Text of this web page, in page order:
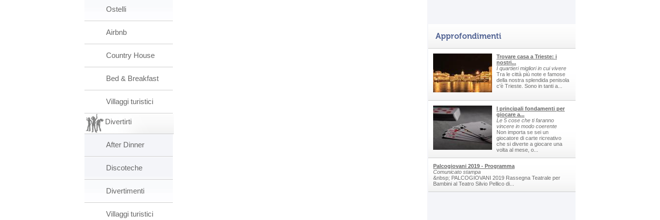
Ostelli
Airbnb
Country House
Bed & Breakfast
Villaggi turistici
Divertirti
After Dinner
Discoteche
Divertimenti
Villaggi turistici
Approfondimenti
Trovare casa a Trieste: i
nostri...
I quartieri migliori in cui vivere
Tra le città più note e famose
della nostra splendida penisola
c'è Trieste. Sono in tanti a...
I principali fondamenti per
giocare a...
Le 5 cose che ti faranno
vincere in modo coerente
Non importa se sei un
giocatore di carte ricreativo
che si diverte a giocare una
volta al mese, o...
Palcogiovani 2019 - Programma
Comunicato stampa
&nbsp; PALCOGIOVANI 2019 Rassegna Teatrale per
Bambini al Teatro Silvio Pellico di...